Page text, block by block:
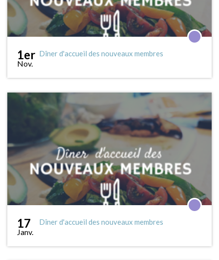
1er
Nov.
Dîner d'accueil des nouveaux membres
17
Janv.
Dîner d'accueil des nouveaux membres